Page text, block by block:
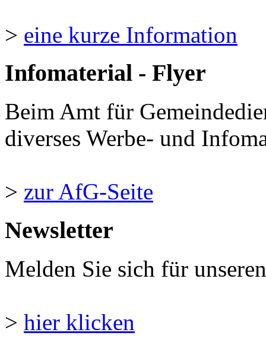
> eine kurze Information
Infomaterial - Flyer
Beim Amt für
diverses Werbe- und
> zur AfG-Seite
Newsletter
Melden Sie sich für
> hier klicken